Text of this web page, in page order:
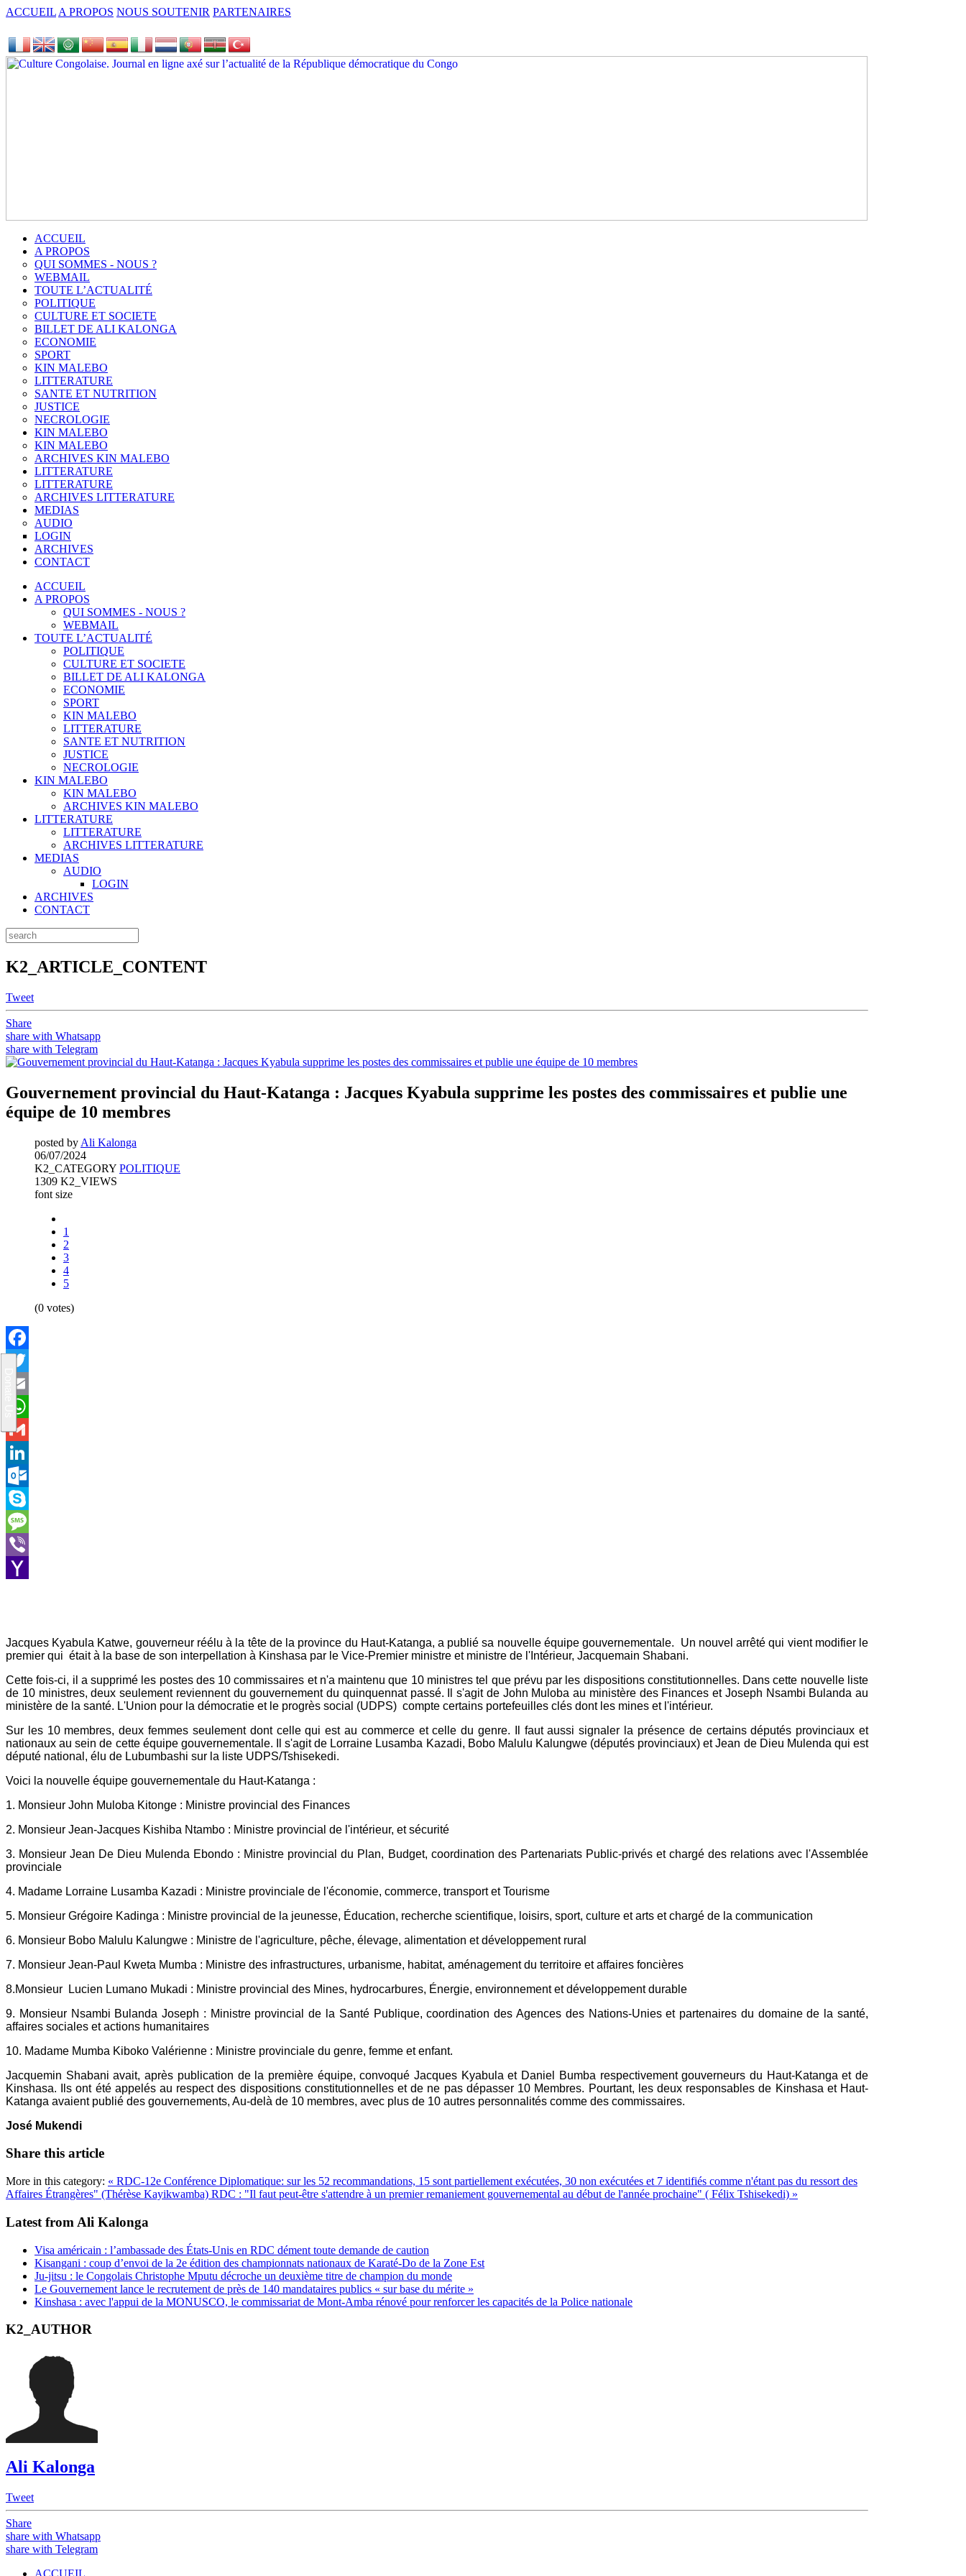
ACCUEIL A PROPOS NOUS SOUTENIR PARTENAIRES
ACCUEIL
A PROPOS
QUI SOMMES - NOUS ?
WEBMAIL
TOUTE L’ACTUALITÉ
POLITIQUE
CULTURE ET SOCIETE
BILLET DE ALI KALONGA
ECONOMIE
SPORT
KIN MALEBO
LITTERATURE
SANTE ET NUTRITION
JUSTICE
NECROLOGIE
KIN MALEBO
KIN MALEBO
ARCHIVES KIN MALEBO
LITTERATURE
LITTERATURE
ARCHIVES LITTERATURE
MEDIAS
AUDIO
LOGIN
ARCHIVES
CONTACT
ACCUEIL
A PROPOS
QUI SOMMES - NOUS ?
WEBMAIL
TOUTE L’ACTUALITÉ
POLITIQUE
CULTURE ET SOCIETE
BILLET DE ALI KALONGA
ECONOMIE
SPORT
KIN MALEBO
LITTERATURE
SANTE ET NUTRITION
JUSTICE
NECROLOGIE
KIN MALEBO
KIN MALEBO
ARCHIVES KIN MALEBO
LITTERATURE
LITTERATURE
ARCHIVES LITTERATURE
MEDIAS
AUDIO
LOGIN
ARCHIVES
CONTACT
K2_ARTICLE_CONTENT
Tweet
Share
share with Whatsapp
share with Telegram
Gouvernement provincial du Haut-Katanga : Jacques Kyabula supprime les postes des commissaires et publie une
équipe de 10 membres
posted by Ali Kalonga
06/07/2024
K2_CATEGORY POLITIQUE
1309 K2_VIEWS
font size
1
2
3
4
5
(0 votes)
Facebook
Twitter
Email
WhatsApp
Gmail
LinkedIn
Outlook.com
Skype
Message
Viber
Jacques Kyabula Katwe, gouverneur réélu à la tête de la province du Haut-Katanga, a publié sa nouvelle équipe gouvernementale. Un nouvel arrêté qui vient modifier le
premier qui était à la base de son interpellation à Kinshasa par le Vice-Premier ministre et ministre de l'Intérieur, Jacquemain Shabani.
Cette fois-ci, il a supprimé les postes des 10 commissaires et n'a maintenu que 10 ministres tel que prévu par les dispositions constitutionnelles. Dans cette nouvelle liste
de 10 ministres, deux seulement reviennent du gouvernement du quinquennat passé. Il s'agit de John Muloba au ministère des Finances et Joseph Nsambi Bulanda au
ministère de la santé. L'Union pour la démocratie et le progrès social (UDPS) compte certains portefeuilles clés dont les mines et l'intérieur.
Sur les 10 membres, deux femmes seulement dont celle qui est au commerce et celle du genre. Il faut aussi signaler la présence de certains députés provinciaux et
nationaux au sein de cette équipe gouvernementale. Il s'agit de Lorraine Lusamba Kazadi, Bobo Malulu Kalungwe (députés provinciaux) et Jean de Dieu Mulenda qui est
député national, élu de Lubumbashi sur la liste UDPS/Tshisekedi.
Voici la nouvelle équipe gouvernementale du Haut-Katanga :
1. Monsieur John Muloba Kitonge : Ministre provincial des Finances
2. Monsieur Jean-Jacques Kishiba Ntambo : Ministre provincial de l'intérieur, et sécurité
3. Monsieur Jean De Dieu Mulenda Ebondo : Ministre provincial du Plan, Budget, coordination des Partenariats Public-privés et chargé des relations avec l'Assemblée
provinciale
4. Madame Lorraine Lusamba Kazadi : Ministre provinciale de l'économie, commerce, transport et Tourisme
5. Monsieur Grégoire Kadinga : Ministre provincial de la jeunesse, Éducation, recherche scientifique, loisirs, sport, culture et arts et chargé de la communication
6. Monsieur Bobo Malulu Kalungwe : Ministre de l'agriculture, pêche, élevage, alimentation et développement rural
7. Monsieur Jean-Paul Kweta Mumba : Ministre des infrastructures, urbanisme, habitat, aménagement du territoire et affaires foncières
8.Monsieur Lucien Lumano Mukadi : Ministre provincial des Mines, hydrocarbures, Énergie, environnement et développement durable
9. Monsieur Nsambi Bulanda Joseph : Ministre provincial de la Santé Publique, coordination des Agences des Nations-Unies et partenaires du domaine de la santé,
affaires sociales et actions humanitaires
10. Madame Mumba Kiboko Valérienne : Ministre provinciale du genre, femme et enfant.
Jacquemin Shabani avait, après publication de la première équipe, convoqué Jacques Kyabula et Daniel Bumba respectivement gouverneurs du Haut-Katanga et de
Kinshasa. Ils ont été appelés au respect des dispositions constitutionnelles et de ne pas dépasser 10 Membres. Pourtant, les deux responsables de Kinshasa et Haut-
Katanga avaient publié des gouvernements, Au-delà de 10 membres, avec plus de 10 autres personnalités comme des commissaires.
José Mukendi
Share this article
More in this category: « RDC-12e Conférence Diplomatique: sur les 52 recommandations, 15 sont partiellement exécutées, 30 non exécutées et 7 identifiés comme n'étant pas du ressort des
Affaires Étrangères" (Thérèse Kayikwamba) RDC : "Il faut peut-être s'attendre à un premier remaniement gouvernemental au début de l'année prochaine" ( Félix Tshisekedi) »
Latest from Ali Kalonga
Visa américain : l’ambassade des États-Unis en RDC dément toute demande de caution
Kisangani : coup d’envoi de la 2e édition des championnats nationaux de Karaté-Do de la Zone Est
Ju-jitsu : le Congolais Christophe Mputu décroche un deuxième titre de champion du monde
Le Gouvernement lance le recrutement de près de 140 mandataires publics « sur base du mérite »
Kinshasa : avec l'appui de la MONUSCO, le commissariat de Mont-Amba rénové pour renforcer les capacités de la Police nationale
K2_AUTHOR
Ali Kalonga
Tweet
Share
share with Whatsapp
share with Telegram
ACCUEIL